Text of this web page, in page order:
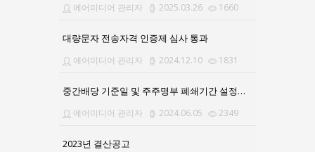
에어미디어 관리자 2025.03.26 1660
대량문자 전송자격 인증제 심사 통과
에어미디어 관리자 2024.12.10 1831
중간배당 기준일 및 주주명부 폐쇄기간 설정공고의 건
에어미디어 관리자 2024.06.05 2349
2023년 결산공고